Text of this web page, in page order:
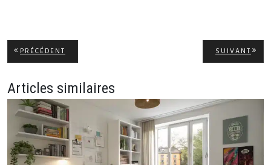
Navigation
de
l’article
PRÉCÉDENT SUIVANT
Articles similaires